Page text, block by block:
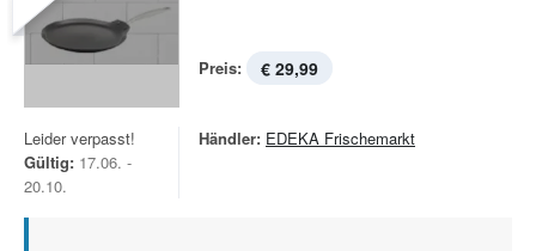
Preis: € 29,99
Leider verpasst!
Gültig: 17.06. -
20.10.
Händler: EDEKA Frischemarkt